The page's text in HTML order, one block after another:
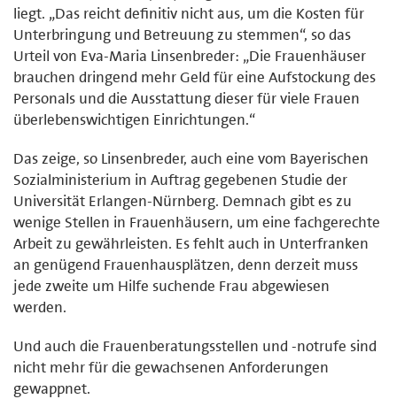
liegt. „Das reicht definitiv nicht aus, um die Kosten für
Unterbringung und Betreuung zu stemmen“, so das
Urteil von Eva-Maria Linsenbreder: „Die Frauenhäuser
brauchen dringend mehr Geld für eine Aufstockung des
Personals und die Ausstattung dieser für viele Frauen
überlebenswichtigen Einrichtungen.“
Das zeige, so Linsenbreder, auch eine vom Bayerischen
Sozialministerium in Auftrag gegebenen Studie der
Universität Erlangen-Nürnberg. Demnach gibt es zu
wenige Stellen in Frauenhäusern, um eine fachgerechte
Arbeit zu gewährleisten. Es fehlt auch in Unterfranken
an genügend Frauenhausplätzen, denn derzeit muss
jede zweite um Hilfe suchende Frau abgewiesen
werden.
Und auch die Frauenberatungsstellen und -notrufe sind
nicht mehr für die gewachsenen Anforderungen
gewappnet.